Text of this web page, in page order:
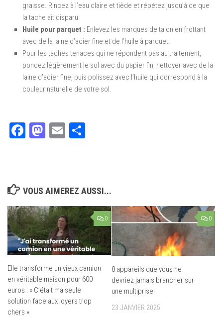
graisse. Rincez à l’eau claire et tiède et répétez jusqu’à ce que
la tache ait disparu.
Huile pour parquet : Enlevez les marques de talon en frottant
avec de la laine d’acier fine et de l’huile à parquet.
Pour les taches tenaces qui ne répondent pas au traitement,
poncez légèrement le sol avec du papier fin, nettoyer avec de la
laine d’acier fine, puis polissez avec l’huile qui correspond à la
couleur naturelle de votre sol.
Facebook
Mastodon
Email
VOUS AIMEREZ AUSSI...
0
Elle transforme un vieux camion
en véritable maison pour 600
euros : « C’était ma seule
solution face aux loyers trop
chers »
0
8 appareils que vous ne
devriez jamais brancher sur
une multiprise
23 JANVIER 2025